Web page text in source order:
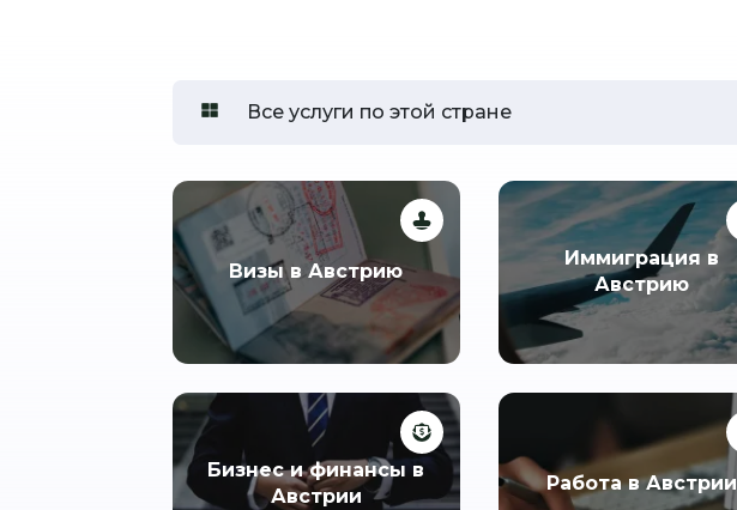
Все услуги по этой стране
Визы в Австрию
Иммиграция в
Австрию
Бизнес и финансы в
Австрии
Работа в Австрии